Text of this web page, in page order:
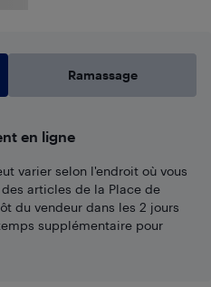
Ramassage
en ligne
varier selon l'endroit où vous
articles de la Place de
du vendeur dans les 2 jours
supplémentaire pour